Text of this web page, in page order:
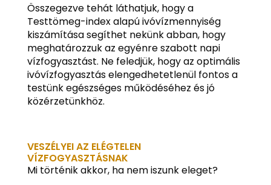
Összegezve tehát láthatjuk, hogy a
Testtömeg-index alapú ivóvízmennyiség
kiszámítása segíthet nekünk abban, hogy
meghatározzuk az egyénre szabott napi
vízfogyasztást. Ne feledjük, hogy az optimális
ivóvízfogyasztás elengedhetetlenül fontos a
testünk egészséges működéséhez és jó
közérzetünkhöz.
VESZÉLYEI AZ ELÉGTELEN
VÍZFOGYASZTÁSNAK
Mi történik akkor, ha nem iszunk eleget?